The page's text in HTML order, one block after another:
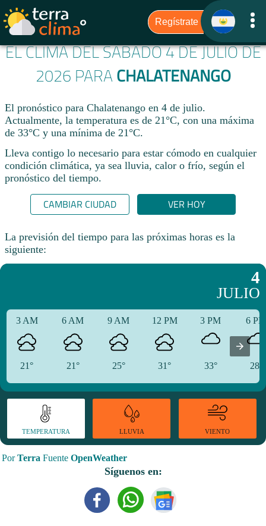
EL CLIMA DEL SÁBADO 4 DE JULIO DE
2026 PARA CHALATENANGO
El pronóstico para Chalatenango en 4 de julio.
Actualmente, la temperatura es de 21°C, con una máxima
de 33°C y una mínima de 21°C.
Lleva contigo lo necesario para estar cómodo en cualquier
condición climática, ya sea lluvia, calor o frío, según el
pronóstico del tiempo.
CAMBIAR CIUDAD VER HOY
La previsión del tiempo para las próximas horas es la
siguiente:
4
JULIO
3 AM
21°
6 AM
21°
9 AM
25°
12 PM
31°
3 PM
33°
6
28°
TEMPERATURA LLUVIA VIENTO
PorTerra Fuente OpenWeather
Síguenos en: